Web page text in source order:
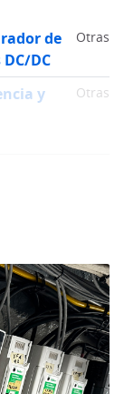
de
DC
Otras
y
Otras